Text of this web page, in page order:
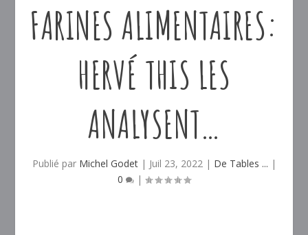
FARINES ALIMENTAIRES:
HERVÉ THIS LES
ANALYSENT…
Publié par Michel Godet| Juil 23, 2022| De Tables ... |
0
|